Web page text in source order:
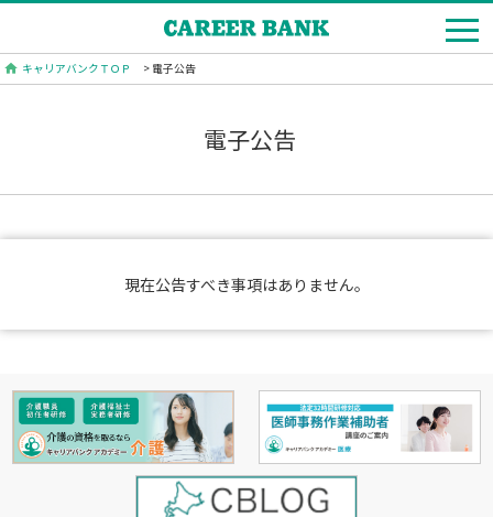
キャリアバンクＴＯＰ > 電子公告
電子公告
現在公告すべき事項はありません。